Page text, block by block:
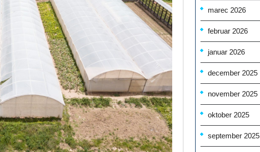
marec 2026
februar 2026
januar 2026
december 2025
november 2025
oktober 2025
september 2025